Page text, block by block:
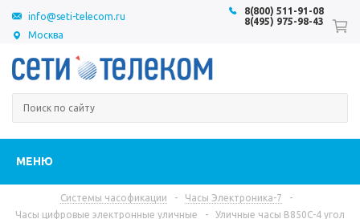
Москва
8(800) 511-91-08
8(495) 975-98-43
info@seti-telecom.ru
МЕНЮ
Системы часофикации - Часы Электроника-7
-
Часы цифровые электронные уличные
-
Уличные часы В850С-4 угол